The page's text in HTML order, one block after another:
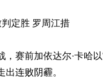
定胜 罗周江措
赛前加依达尔·卡哈
连败阴霾。